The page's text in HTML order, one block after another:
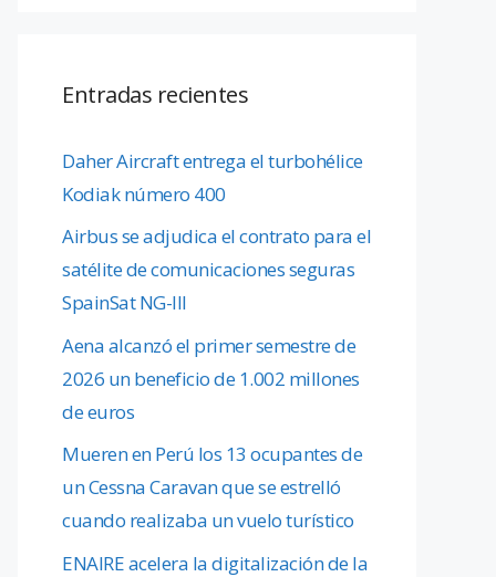
Entradas recientes
Daher Aircraft entrega el turbohélice
Kodiak número 400
Airbus se adjudica el contrato para el
satélite de comunicaciones seguras
SpainSat NG-III
Aena alcanzó el primer semestre de
2026 un beneficio de 1.002 millones
de euros
Mueren en Perú los 13 ocupantes de
un Cessna Caravan que se estrelló
cuando realizaba un vuelo turístico
ENAIRE acelera la digitalización de la